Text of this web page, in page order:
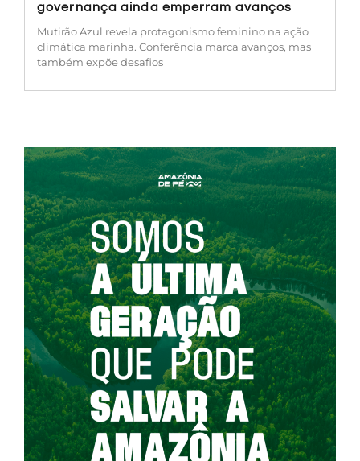
governança ainda emperram avanços
Mutirão Azul revela protagonismo feminino na ação
climática marinha. Conferência marca avanços, mas
também expõe desafios